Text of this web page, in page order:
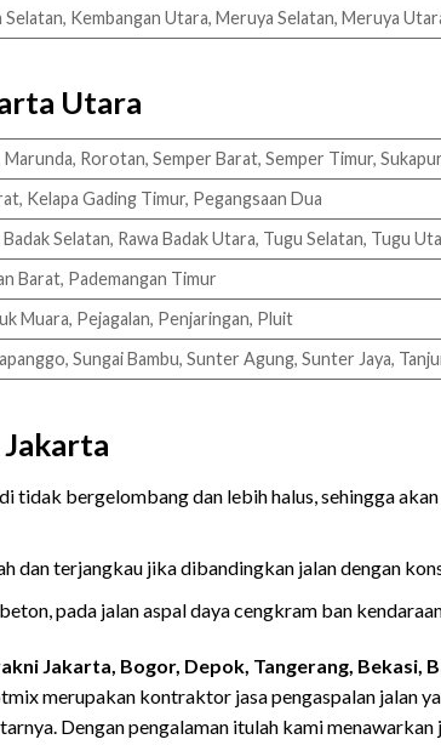
Selatan, Kembangan Utara, Meruya Selatan, Meruya
Utara
Marunda, Rorotan, Semper Barat, Semper Timur,
Kelapa Gading Timur, Pegangsaan Dua
Badak Selatan, Rawa Badak Utara, Tugu Selatan, Tugu
Barat, Pademangan Timur
Muara, Pejagalan, Penjaringan, Pluit
Sungai Bambu, Sunter Agung, Sunter Jaya,
tidak bergelombang dan lebih halus, sehingga
dan terjangkau jika dibandingkan jalan dengan
pada jalan aspal daya cengkram ban
Jakarta, Bogor, Depok, Tangerang, Bekasi,
merupakan kontraktor jasa pengaspalan jalan
Dengan pengalaman itulah kami